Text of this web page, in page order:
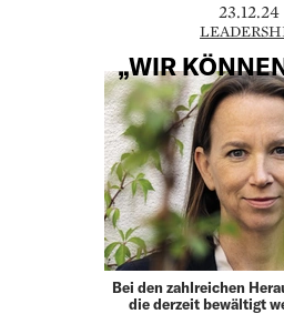
23.12.24
„WIR
Bei den zahlreichen
die derzeit bewältigt